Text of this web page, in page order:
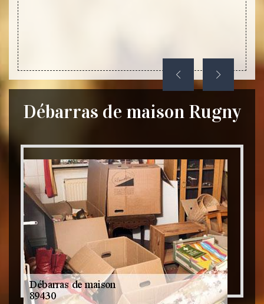
Débarras de maison Rugny